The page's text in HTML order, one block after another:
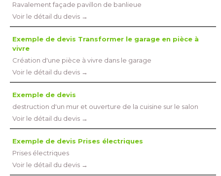
Ravalement façade pavillon de banlieue
Voir le détail du devis →
Exemple de devis Transformer le garage en pièce à
vivre
Création d'une pièce à vivre dans le garage
Voir le détail du devis →
Exemple de devis
destruction d'un mur et ouverture de la cuisine sur le salon
Voir le détail du devis →
Exemple de devis Prises électriques
Prises électriques
Voir le détail du devis →